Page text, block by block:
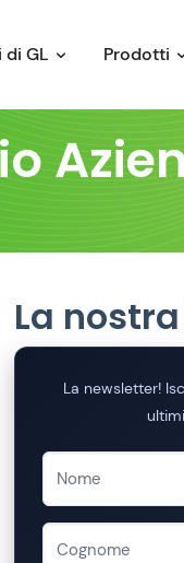
di GL Prodotti
La nostra
La newsletter!